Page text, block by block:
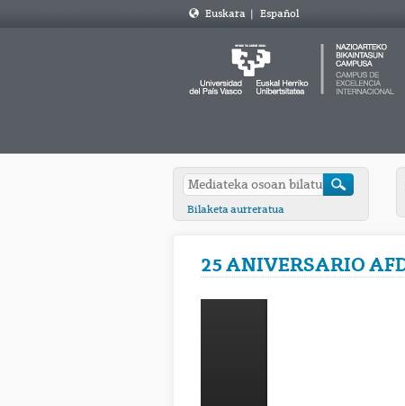
Euskara | Español
Bilaketa aurreratua
25 ANIVERSARIO